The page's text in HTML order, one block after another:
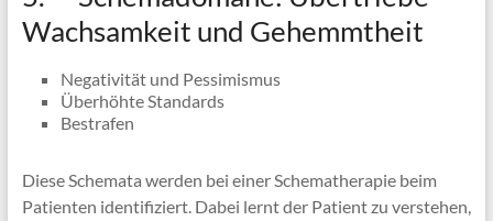
Wachsamkeit und Gehemmtheit
Negativität und Pessimismus
Überhöhte Standards
Bestrafen
Diese Schemata werden bei einer Schematherapie beim
Patienten identifiziert. Dabei lernt der Patient zu verstehen,